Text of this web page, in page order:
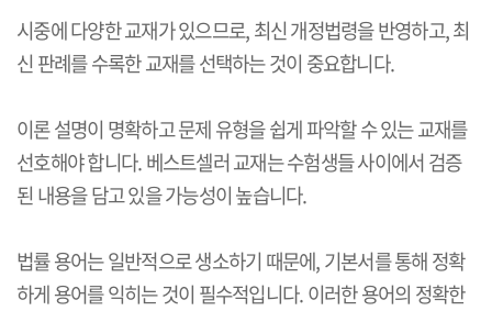
시중에 다양한 교재가 있으므로, 최신 개정법령을 반영하고, 최
신 판례를 수록한 교재를 선택하는 것이 중요합니다.
이론 설명이 명확하고 문제 유형을 쉽게 파악할 수 있는 교재를
선호해야 합니다. 베스트셀러 교재는 수험생들 사이에서 검증
된 내용을 담고 있을 가능성이 높습니다.
법률 용어는 일반적으로 생소하기 때문에, 기본서를 통해 정확
하게 용어를 익히는 것이 필수적입니다. 이러한 용어의 정확한